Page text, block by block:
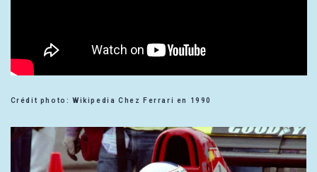
Crédit photo: Wikipedia Chez Ferrari en 1990